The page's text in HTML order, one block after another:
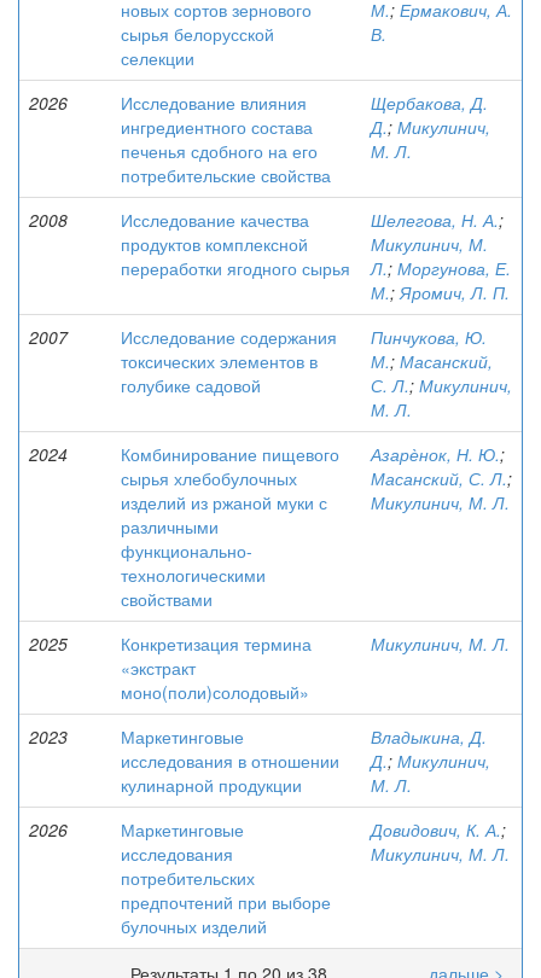
новых сортов зернового
сырья белорусской
селекции
М.; Ермакович, А.
В.
2026
Исследование влияния
ингредиентного состава
печенья сдобного на его
потребительские свойства
Щербакова, Д.
Д.; Микулинич,
М. Л.
2008
Исследование качества
продуктов комплексной
переработки ягодного сырья
Шелегова, Н. А.;
Микулинич, М.
Л.; Моргунова, Е.
М.;Яромич, Л. П.
2007
Исследование содержания
токсических элементов в
голубике садовой
Пинчукова, Ю.
М.; Масанский,
С. Л.; Микулинич,
М. Л.
2024
Комбинирование пищевого
сырья хлебобулочных
изделий из ржаной муки с
различными
функционально-
технологическими
свойствами
Азарѐнок, Н. Ю.;
Масанский, С. Л.;
Микулинич, М. Л.
2025
Конкретизация термина
«экстракт
моно(поли)солодовый»
Микулинич, М. Л.
2023
Маркетинговые
исследования в отношении
кулинарной продукции
Владыкина, Д.
Д.; Микулинич,
М. Л.
2026
Маркетинговые
исследования
потребительских
предпочтений при выборе
булочных изделий
Довидович, К. А.;
Микулинич, М. Л.
Результаты 1 по 20 из 38 дальше >